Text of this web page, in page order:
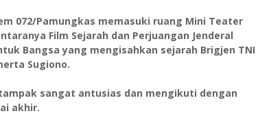
072/Pamungkas memasuki ruang Mini Teater
Film Sejarah dan Perjuangan Jenderal
Bangsa yang mengisahkan sejarah Brigjen TNI
Sugiono.
sangat antusias dan mengikuti dengan
akhir.